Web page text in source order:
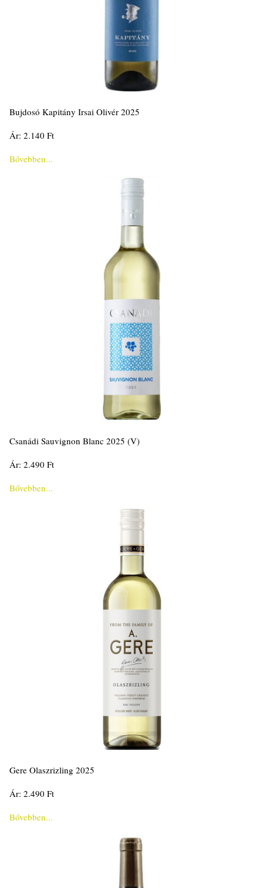
Bujdosó Kapitány Irsai Olivér 2025
Ár: 2.140 Ft
Bővebben...
Csanádi Sauvignon Blanc 2025 (V)
Ár: 2.490 Ft
Bővebben...
Gere Olaszrizling 2025
Ár: 2.490 Ft
Bővebben...